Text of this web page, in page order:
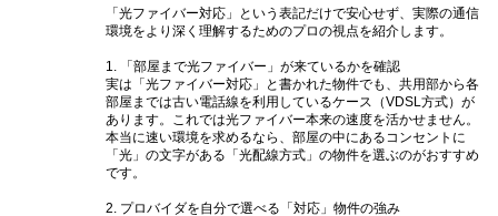
「光ファイバー対応」という表記だけで安心せず、実際の通信
環境をより深く理解するためのプロの視点を紹介します。
1. 「部屋まで光ファイバー」が来ているかを確認
実は「光ファイバー対応」と書かれた物件でも、共用部から各
部屋までは古い電話線を利用しているケース（VDSL方式）が
あります。これでは光ファイバー本来の速度を活かせません。
本当に速い環境を求めるなら、部屋の中にあるコンセントに
「光」の文字がある「光配線方式」の物件を選ぶのがおすすめ
です。
2. プロバイダを自分で選べる「対応」物件の強み